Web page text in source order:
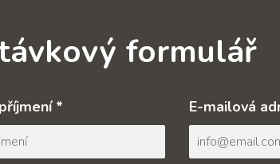
formulář
* E-mailová